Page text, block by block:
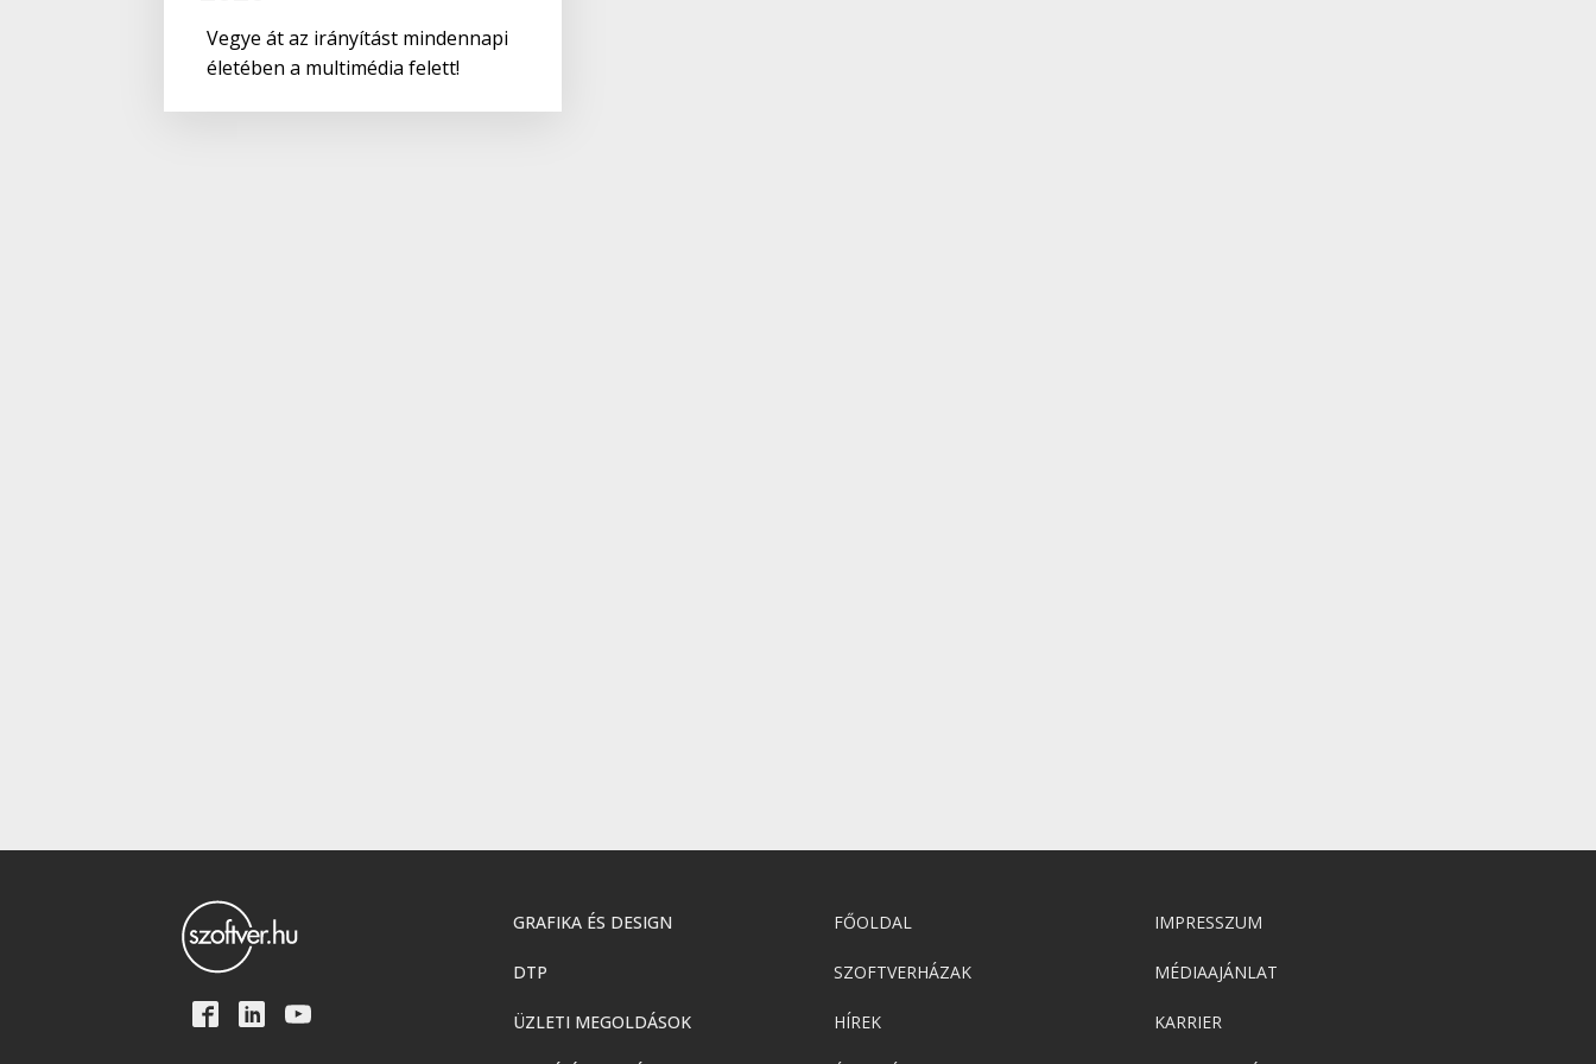
Vegye át az irányítást mindennapi
életében a multimédia felett!
GRAFIKA ÉS DESIGN
DTP
ÜZLETI MEGOLDÁSOK
FŐOLDAL
SZOFTVERHÁZAK
HÍREK
IMPRESSZUM
MÉDIAAJÁNLAT
KARRIER